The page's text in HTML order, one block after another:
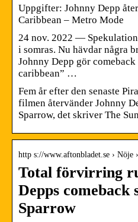
Uppgifter: Johnny Depp
Caribbean – Metro Mode
24 nov. 2022 —
i somras. Nu hävdar några
Johnny Depp gör
caribbean” …
Fem år efter den senaste
filmen återvänder Johnny
Sparrow, det skriver The
http s://www.aftonbladet.se › Nöje
Total förvirring
Depps comeback
Sparrow